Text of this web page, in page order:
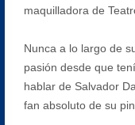
maquilladora de
Nunca a lo largo de
pasión desde que
hablar de Salvador
fan absoluto de su